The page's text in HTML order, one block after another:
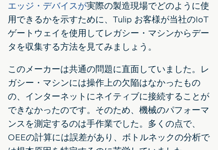
エッジ・デバイスが実際の製造現場でどのように使
用できるかを示すために、Tulip お客様が当社のIoT
ゲートウェイを使用してレガシー・マシンからデー
タを収集する方法を見てみましょう。
このメーカーは共通の問題に直面していました。レ
ガシー・マシンには操作上の欠陥はなかったもの
の、インターネットにネイティブに接続することが
できなかったのです。そのため、機械のパフォーマ
ンスを測定するのは手作業でした。多くの点で、
OEEの計算には誤差があり、ボトルネックの分析で